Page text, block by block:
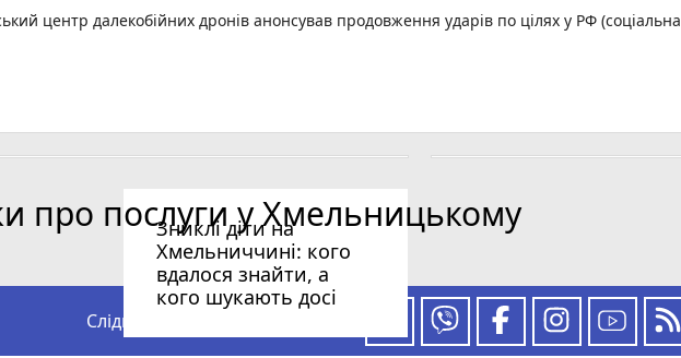
центр далекобійних дронів анонсував продовження ударів по цілях у РФ (соціальна
маршрут 8 серпня, ще три скасують
на новий термін
температурний рекорд
Зниклі діти на
Хмельниччині: кого
вдалося знайти, а
кого шукають досі
про послуги у Хмельницькому
Слідкуйте за нашими новинами